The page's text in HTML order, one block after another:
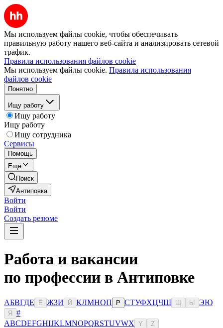
Мы используем файлы cookie, чтобы обеспечивать
правильную работу нашего веб-сайта и анализировать сетевой
трафик.
Правила использования файлов cookie
Мы используем файлы cookie. Правила использования
файлов cookie
Понятно
Ищу работу
Ищу работу
Ищу работу
Ищу сотрудника
Сервисы
Помощь
Ещё
Поиск
Антиповка
Войти
Войти
Создать резюме
Работа и вакансии
по профессии в Антиповке
АБВГДЕ Ё ЖЗИ Й КЛМНОП Р СТУФХЦЧШ Ы ЭЮ
Я
#
ABCDEFGHIJKLMNOPQRSTUVWX Y Z